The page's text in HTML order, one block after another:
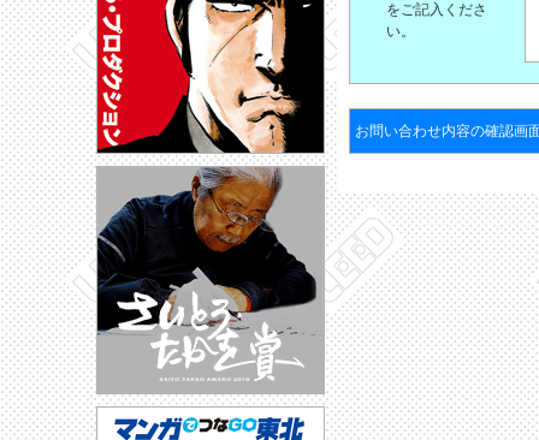
をご記入くださ
い。